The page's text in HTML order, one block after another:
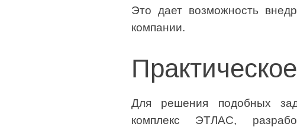
Это дает возможность
компании.
Для решения подобных
комплекс ЭТЛАС,